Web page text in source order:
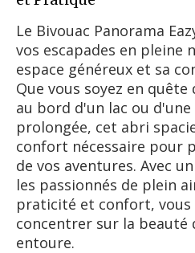
Le Bivouac Panorama
vos escapades en pleine
espace généreux et sa
Que vous soyez en
au bord d'un lac ou
prolongée, cet abri
confort nécessaire pour
de vos aventures. Avec
les passionnés de plein
praticité et confort,
concentrer sur la beauté
entoure.